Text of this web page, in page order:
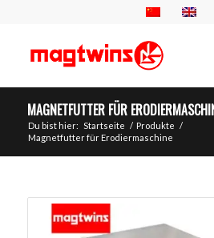
MAGNETFUTTER FÜR
Du bist hier: Startseite / Produkte /
Magnetfutter für Erodiermaschine